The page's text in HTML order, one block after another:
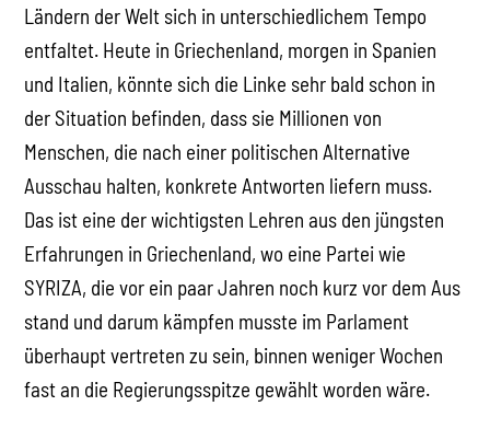
Ländern der Welt sich in unterschiedlichem Tempo
entfaltet. Heute in Griechenland, morgen in Spanien
und Italien, könnte sich die Linke sehr bald schon in
der Situation befinden, dass sie Millionen von
Menschen, die nach einer politischen Alternative
Ausschau halten, konkrete Antworten liefern muss.
Das ist eine der wichtigsten Lehren aus den jüngsten
Erfahrungen in Griechenland, wo eine Partei wie
SYRIZA, die vor ein paar Jahren noch kurz vor dem Aus
stand und darum kämpfen musste im Parlament
überhaupt vertreten zu sein, binnen weniger Wochen
fast an die Regierungsspitze gewählt worden wäre.